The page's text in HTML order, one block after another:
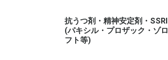
抗うつ剤・精神安定剤・SSRI
(パキシル・プロザック・ゾロ
フト等)